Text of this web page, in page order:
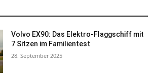
Volvo EX90: Das Elektro-Flaggschiff mit
7 Sitzen im Familientest
28. September 2025